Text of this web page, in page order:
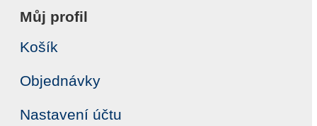
Můj profil
Košík
Objednávky
Nastavení účtu